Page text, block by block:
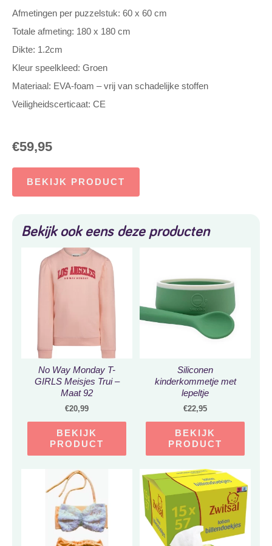
Afmetingen per puzzelstuk: 60 x 60 cm
Totale afmeting: 180 x 180 cm
Dikte: 1.2cm
Kleur speelkleed: Groen
Materiaal: EVA-foam – vrij van schadelijke stoffen
Veiligheidscerticaat: CE
€59,95
BEKIJK PRODUCT
Bekijk ook eens deze producten
No Way Monday T-
GIRLS Meisjes Trui –
Maat 92
€20,99
BEKIJK
PRODUCT
Siliconen
kinderkommetje met
lepeltje
€22,95
BEKIJK
PRODUCT